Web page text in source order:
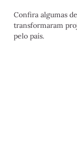
Confira algumas
transformaram
pelo país.